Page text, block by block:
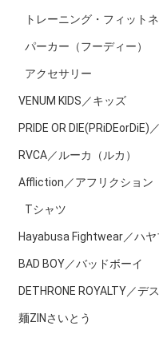
トレーニング・フィット
パーカー（フーディー）
アクセサリー
VENUM KIDS／キッズ
PRIDE OR DIE(PRiDEorDiE)
RVCA／ルーカ（ルカ）
Affliction／アフリクション
Tシャツ
Hayabusa Fightwear／ハ
BAD BOY／バッドボーイ
DETHRONE ROYALTY／デ
麺ZINさいとう